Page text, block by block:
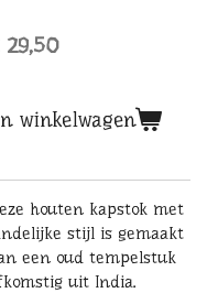
29,50
winkelwagen
houten kapstok met
stijl is gemaakt
een oud tempelstuk
uit India.